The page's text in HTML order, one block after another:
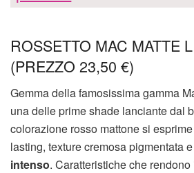
ROSSETTO MAC MATTE
(PREZZO 23,50 €)
Gemma della famosissima gamma
una delle prime shade lanciante dal
colorazione rosso mattone si
lasting, texture cremosa pigmentata
intenso. Caratteristiche che